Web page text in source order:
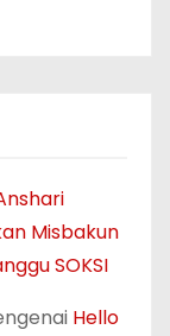
Misbakun
SOKSI
Hello